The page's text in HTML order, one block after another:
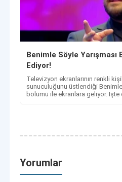
Benimle Söyle Yarışması
Ediyor!
​​​​​​​Televizyon ekranlarının renkli
sunuculuğunu üstlendiği Benimle
bölümü ile ekranlara geliyor. İşte
Yorumlar